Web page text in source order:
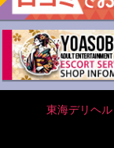
東海デリヘ